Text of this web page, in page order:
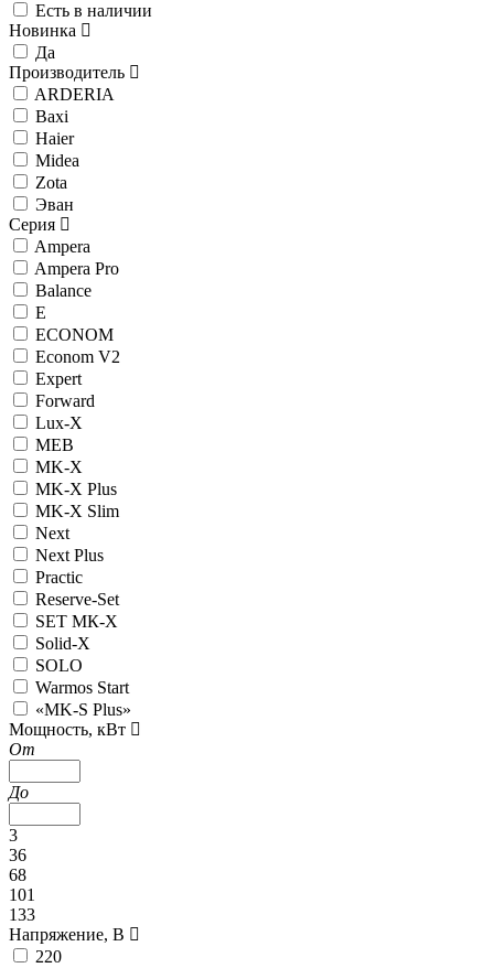
Есть в наличии
Новинка
Да
Производитель
ARDERIA
Baxi
Haier
Midea
Zota
Эван
Серия
Ampera
Ampera Pro
Balance
E
ECONOM
Econom V2
Expert
Forward
Lux-X
MEB
MK-X
MK-X Plus
MK-X Slim
Next
Next Plus
Practic
Reserve-Set
SET МК-X
Solid-X
SOLO
Warmos Start
«MK-S Plus»
Мощность, кВт
От
До
3
36
68
101
133
Напряжение, В
220